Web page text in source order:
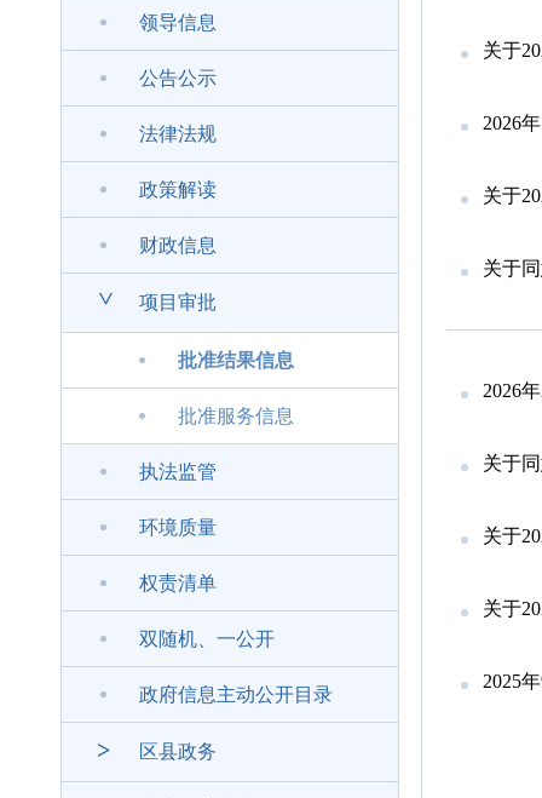
领导信息
公告公示
法律法规
政策解读
财政信息
> 项目审批
批准结果信息
批准服务信息
执法监管
环境质量
权责清单
双随机、一公开
政府信息主动公开目录
> 区县政务
关于
2026
关于
关于同意
2026
关于同
关于
关于
2025